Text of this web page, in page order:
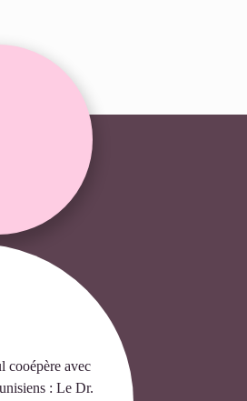
cooépère avec
: Le Dr.